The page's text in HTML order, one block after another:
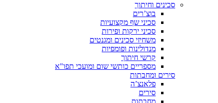
סכינים וחיתוך
בוצ’רים
סכיני שף מקצועיות
סכיני ירקות ופירות
משחיזי סכינים ומגנטים
מנדולינות ופומפיות
קרשי חיתוך
מספריים כותשי שום ומועכי תפו"א
סירים ומחבתות
פלאנצ’ה
סירים